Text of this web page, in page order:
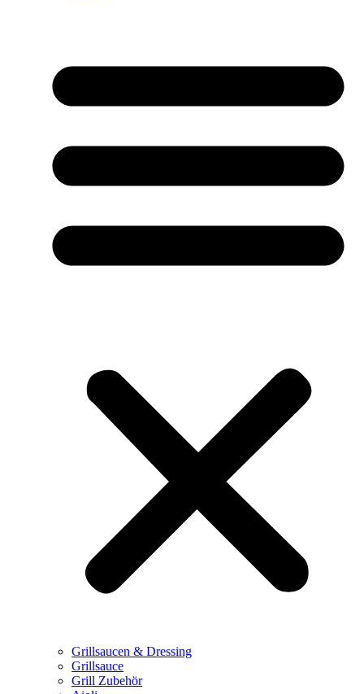
Grillsaucen & Dressing
Grillsauce
Grill Zubehör